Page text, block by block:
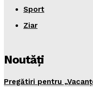
Sport
Ziar
Noutăţi
Pregătiri pentru